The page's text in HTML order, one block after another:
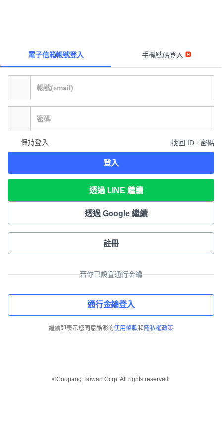
電子信箱帳號登入 手機號碼登入
保持登入 找回 ID ∙ 密碼
登入
透過 LINE 繼續
透過 Google 繼續
註冊
若你已設置通行金鑰
通行金鑰登入
繼續即表示您同意酷澎的使用條款和 隱私權政策
©Coupang Taiwan Corp. All rights reserved.